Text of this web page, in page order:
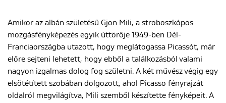
Rólunk
Amikor az albán születésű Gjon Mili, a stroboszkópos
mozgásfényképezés egyik úttörője 1949-ben Dél-
Franciaországba utazott, hogy meglátogassa Picassót, már
előre sejteni lehetett, hogy ebből a találkozásból valami
nagyon izgalmas dolog fog születni. A két művész végig egy
elsötétített szobában dolgozott, ahol Picasso fényrajzát
oldalról megvilágítva, Mili szemből készítette fényképeit. A